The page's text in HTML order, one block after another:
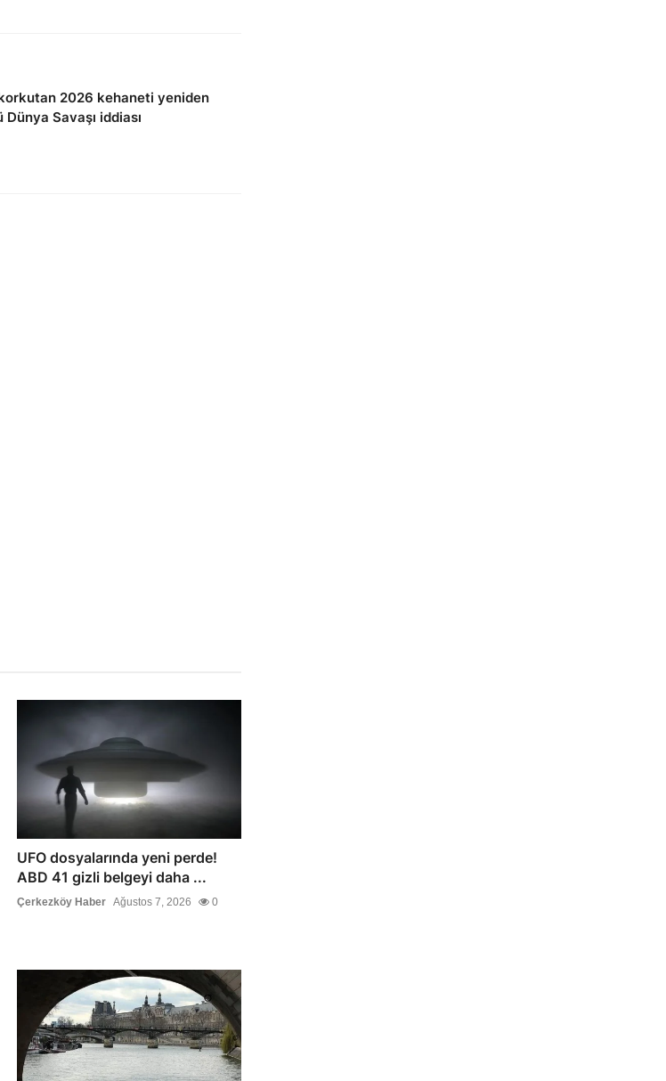
2026 kehaneti yeniden
Savaşı iddiası
UFO dosyalarında yeni perde!
ABD 41 gizli belgeyi daha ...
Çerkezköy Haber Ağustos 7, 2026 0